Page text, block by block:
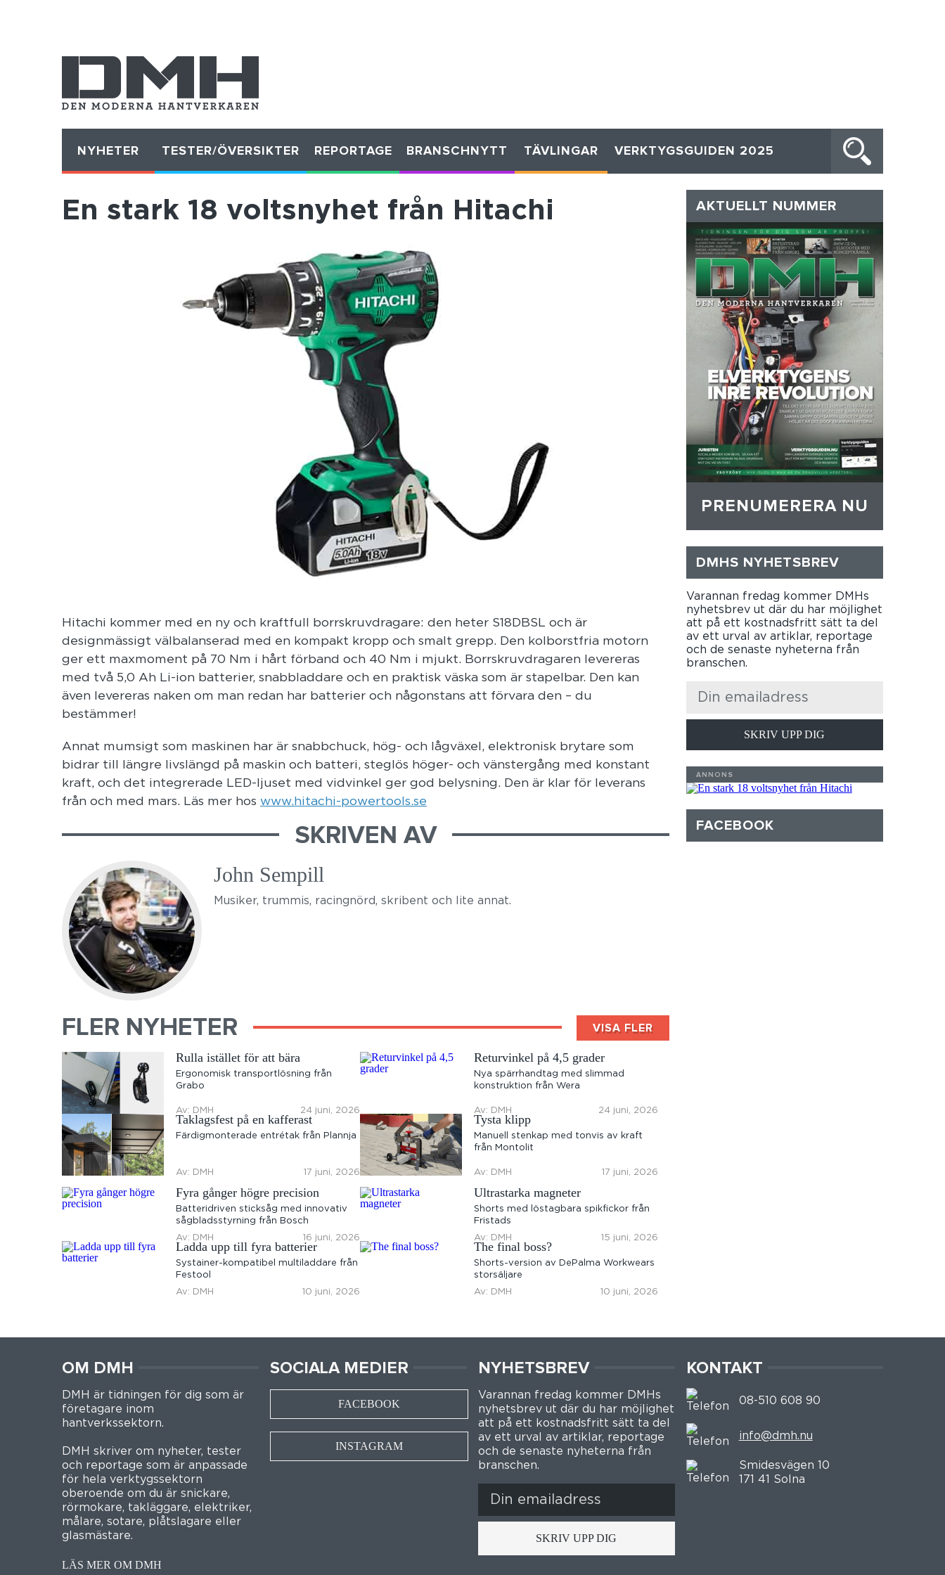
NYHETER TESTER/ÖVERSIKTER REPORTAGE BRANSCHNYTT TÄVLINGAR VERKTYGSGUIDEN 2025
En stark 18 voltsnyhet från Hitachi
Hitachi kommer med en ny och kraftfull borrskruvdragare: den heter S18DBSL och är
designmässigt välbalanserad med en kompakt kropp och smalt grepp. Den kolborstfria motorn
ger ett maxmoment på 70 Nm i hårt förband och 40 Nm i mjukt. Borrskruvdragaren levereras
med två 5,0 Ah Li-ion batterier, snabbladdare och en praktisk väska som är stapelbar. Den kan
även levereras naken om man redan har batterier och någonstans att förvara den – du
bestämmer!
Annat mumsigt som maskinen har är snabbchuck, hög- och lågväxel, elektronisk brytare som
bidrar till längre livslängd på maskin och batteri, steglös höger- och vänstergång med konstant
kraft, och det integrerade LED-ljuset med vidvinkel ger god belysning. Den är klar för leverans
från och med mars. Läs mer hos www.hitachi-powertools.se
SKRIVEN AV
John Sempill
Musiker, trummis, racingnörd, skribent och lite annat.
FLER NYHETER VISA FLER
Rulla istället för att bära
Ergonomisk transportlösning från
Grabo
Av: DMH 24 juni, 2026
Returvinkel på 4,5 grader
Nya spärrhandtag med slimmad
konstruktion från Wera
Av: DMH 24 juni, 2026
Taklagsfest på en kafferast
Färdigmonterade entrétak från Plannja
Av: DMH 17 juni, 2026
Tysta klipp
Manuell stenkap med tonvis av kraft
från Montolit
Av: DMH 17 juni, 2026
Fyra gånger högre precision
Batteridriven sticksåg med innovativ
sågbladsstyrning från Bosch
Av: DMH
16 juni, 2026
Ultrastarka magneter
Shorts med löstagbara spikfickor från
Fristads
Av: DMH
15 juni, 2026
Ladda upp till fyra batterier
Systainer-kompatibel multiladdare från
Festool
Av: DMH
10 juni, 2026
The final boss?
Shorts-version av DePalma Workwears
storsäljare
Av: DMH
10 juni, 2026
AKTUELLT NUMMER
PRENUMERERA NU
DMHS NYHETSBREV
Varannan fredag kommer DMHs
nyhetsbrev ut där du har möjlighet
att på ett kostnadsfritt sätt ta del
av ett urval av artiklar, reportage
och de senaste nyheterna från
branschen.
SKRIV UPP DIG
FACEBOOK
OM DMH
DMH är tidningen för dig som är
företagare inom
hantverkssektorn.
DMH skriver om nyheter, tester
och reportage som är anpassade
för hela verktygssektorn
oberoende om du är snickare,
rörmokare, takläggare, elektriker,
målare, sotare, plåtslagare eller
glasmästare.
LÄS MER OM DMH
SOCIALA MEDIER
FACEBOOK
INSTAGRAM
NYHETSBREV
Varannan fredag kommer DMHs
nyhetsbrev ut där du har möjlighet
att på ett kostnadsfritt sätt ta del
av ett urval av artiklar, reportage
och de senaste nyheterna från
branschen.
SKRIV UPP DIG
KONTAKT
08-510 608 90
info@dmh.nu
Smidesvägen 10
171 41 Solna